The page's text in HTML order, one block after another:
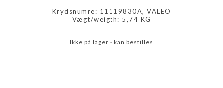
Krydsnumre: 11119830A, VALEO
Vægt/weigth: 5,74 KG
Ikke på lager - kan bestilles